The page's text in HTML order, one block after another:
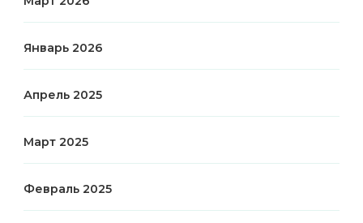
Январь 2026
Апрель 2025
Март 2025
Февраль 2025